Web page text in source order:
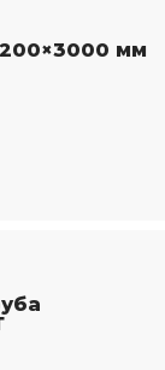
мм